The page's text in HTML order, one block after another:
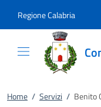
Regione Calabria
Home / Servizi / Benito